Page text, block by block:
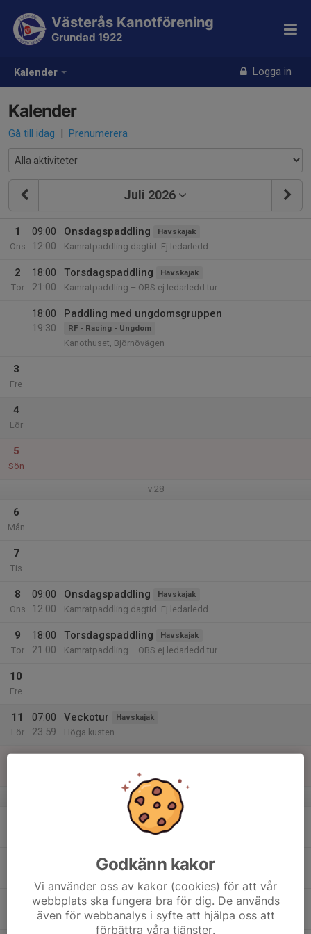
Kalender Logga in
Västerås Kanotförening
Grundad 1922
Kalender
Gå till idag | Prenumerera
Juli 2026
1
Ons
09:00
12:00
Onsdagspaddling Havskajak
Kamratpaddling dagtid. Ej ledarledd
2
Tor
18:00
21:00
Torsdagspaddling Havskajak
Kamratpaddling – OBS ej ledarledd tur
18:00
19:30
Paddling med ungdomsgruppen
RF - Racing - Ungdom
Kanothuset, Björnövägen
3
Fre
4
Lör
5
Sön
v.28
6
Mån
7
Tis
8
Ons
09:00
12:00
Onsdagspaddling Havskajak
Kamratpaddling dagtid. Ej ledarledd
9
Tor
18:00
21:00
Torsdagspaddling Havskajak
Kamratpaddling – OBS ej ledarledd tur
10
Fre
11
Lör
07:00
23:59
Veckotur Havskajak
Höga kusten
12
v.29
09:00
12:00
Onsdagspaddling Havskajak
Kamratpaddling dagtid. Ej ledarledd
Godkänn kakor
Vi använder oss av kakor (cookies) för att vår
webbplats ska fungera bra för dig. De används
även för webbanalys i syfte att hjälpa oss att
förbättra våra tjänster.